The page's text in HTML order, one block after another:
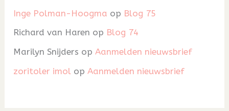
Inge Polman-Hoogma op Blog 75
Richard van Haren op Blog 74
Marilyn Snijders opAanmelden nieuwsbrief
zoritoler imol opAanmelden nieuwsbrief